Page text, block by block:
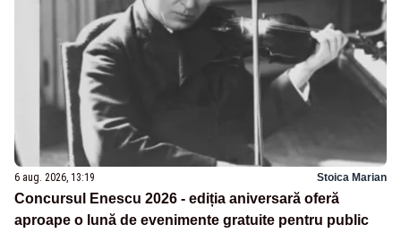
6 aug. 2026, 13:19 Stoica Marian
Concursul Enescu 2026 - ediția aniversară oferă
aproape o lună de evenimente gratuite pentru public